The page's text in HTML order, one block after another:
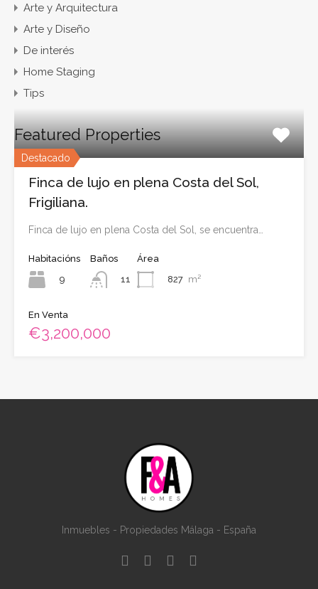
Arte y Arquitectura
Arte y Diseño
De interés
Home Staging
Tips
Featured Properties
Destacado
Finca de lujo en plena Costa del Sol,
Frigiliana.
Finca de lujo en plena Costa del Sol, se encuentra…
Habitacións
9
Baños
11
Área
827 m²
En Venta
€3,200,000
Inmuebles - Propiedades Málaga - España